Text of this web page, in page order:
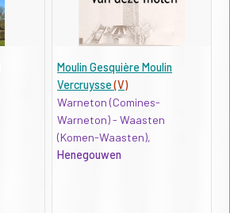
Moulin Gesquière Moulin
Vercruysse(V)
Warneton (Comines-
Warneton) - Waasten
(Komen-Waasten),
Henegouwen